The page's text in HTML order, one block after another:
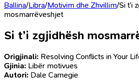
Ballina/Libra/Motivim dhe Zhvillim/Si t’i
mosmarrëveshjet
Si t’i zgjidhësh
Origjinali: Resolving Conflicts in Your
Gjinia: Libër motivues
Autori: Dale Carnegie